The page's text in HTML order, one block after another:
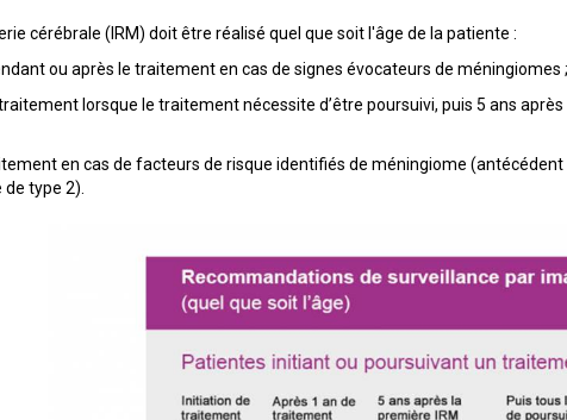
cérébrale (IRM) doit être réalisé quel que soit l'âge de la patiente :
ou après le traitement en cas de signes évocateurs de méningiomes ;
lorsque le traitement nécessite d’être poursuivi, puis 5 ans
en cas de facteurs de risque identifiés de méningiome
type 2).